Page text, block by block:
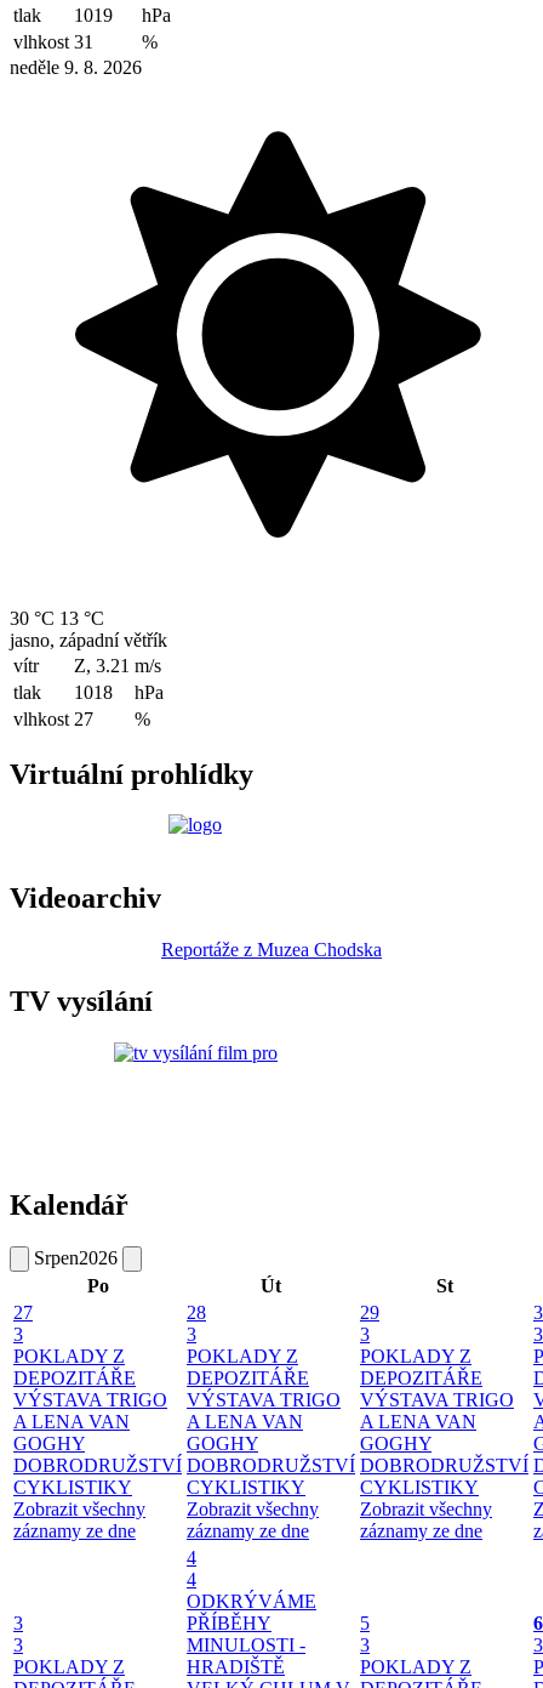
tlak
1019
hPa
vlhkost 31
%
neděle 9. 8. 2026
30 °C 13 °C
jasno, západní větřík
vítr
Z, 3.21 m/s
tlak
1018
hPa
vlhkost 27 %
Virtuální prohlídky
Videoarchiv
Reportáže z Muzea Chodska
TV vysílání
Kalendář
Srpen2026
Po
Út
St
27
3
POKLADY Z
DEPOZITÁŘE
VÝSTAVA TRIGO
A LENA VAN
GOGHY
DOBRODRUŽSTVÍ
CYKLISTIKY
Zobrazit všechny
záznamy ze dne
28
3
POKLADY Z
DEPOZITÁŘE
VÝSTAVA TRIGO
A LENA VAN
GOGHY
DOBRODRUŽSTVÍ
CYKLISTIKY
Zobrazit všechny
záznamy ze dne
29
3
POKLADY Z
DEPOZITÁŘE
VÝSTAVA TRIGO
A LENA VAN
GOGHY
DOBRODRUŽSTVÍ
CYKLISTIKY
Zobrazit všechny
záznamy ze dne
3
3
3
POKLADY Z
4
4
ODKRÝVÁME
PŘÍBĚHY
MINULOSTI -
HRADIŠTĚ
5
3
POKLADY Z
6
3